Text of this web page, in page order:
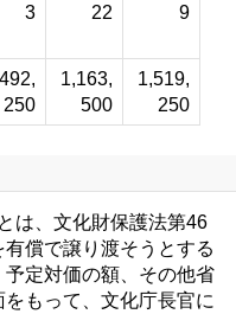
3 22 9
250
1,163,
500
1,519,
250
は、文化財保護法第46
償で譲り渡そうとする
定対価の額、その他省
もって、文化庁長官に